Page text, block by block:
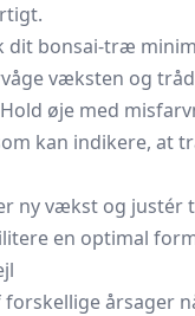
dit bonsai-træ
væksten og
Hold øje med
kan indikere, at
ny vækst og justér
en optimal
forskellige årsager